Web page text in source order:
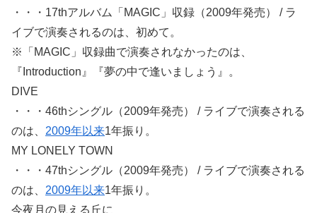
・・・17thアルバム「MAGIC」収録（2009年発売） / ラ
イブで演奏されるのは、初めて。
※「MAGIC」収録曲で演奏されなかったのは、
『Introduction』『夢の中で逢いましょう』。
DIVE
・・・46thシングル（2009年発売） / ライブで演奏される
のは、 2009年以来1年振り。
MY LONELY TOWN
・・・47thシングル（2009年発売） / ライブで演奏される
のは、 2009年以来1年振り。
今夜月の見える丘に